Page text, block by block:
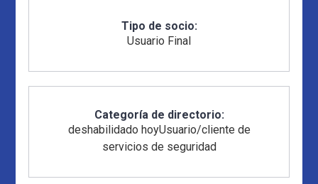
Tipo de socio:
Usuario Final
Categoría de directorio:
deshabilidado hoyUsuario/cliente de
servicios de seguridad